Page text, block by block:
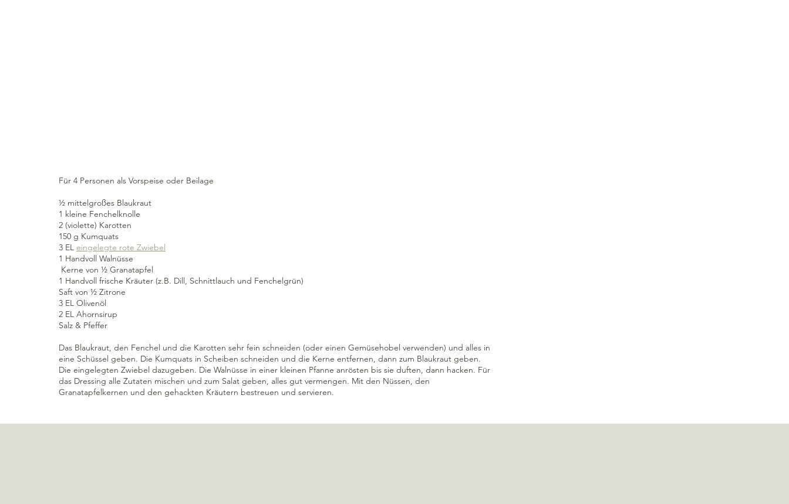
Für 4 Personen als Vorspeise oder Beilage
½ mittelgroßes Blaukraut
1 kleine Fenchelknolle
2 (violette) Karotten
150 g Kumquats
3 EL eingelegte rote Zwiebel
1 Handvoll Walnüsse
Kerne von ½ Granatapfel
1 Handvoll frische Kräuter (z.B. Dill, Schnittlauch und Fenchelgrün)
Saft von ½ Zitrone
3 EL Olivenöl
2 EL Ahornsirup
Salz & Pfeffer
Das Blaukraut, den Fenchel und die Karotten sehr fein schneiden (oder einen Gemüsehobel verwenden) und alles in
eine Schüssel geben. Die Kumquats in Scheiben schneiden und die Kerne entfernen, dann zum Blaukraut geben.
Die eingelegten Zwiebel dazugeben. Die Walnüsse in einer kleinen Pfanne anrösten bis sie duften, dann hacken. Für
das Dressing alle Zutaten mischen und zum Salat geben, alles gut vermengen. Mit den Nüssen, den
Granatapfelkernen und den gehackten Kräutern bestreuen und servieren.